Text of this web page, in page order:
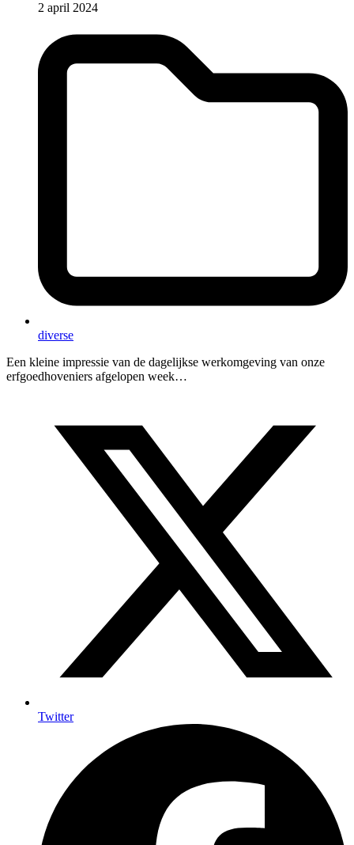
2 april 2024
diverse
Een kleine impressie van de dagelijkse werkomgeving van onze
erfgoedhoveniers afgelopen week…
Twitter